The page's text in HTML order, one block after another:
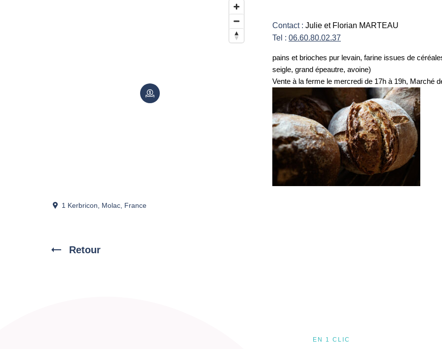
1 Kerbricon, Molac, France
Contact : Julie et Florian MARTEAU
Tel : 06.60.80.02.37
pains et brioches pur levain, farine issues de
seigle, grand épeautre, avoine)
Vente à la ferme le mercredi de 17h à 19h, Marché
Retour
EN 1 CLIC